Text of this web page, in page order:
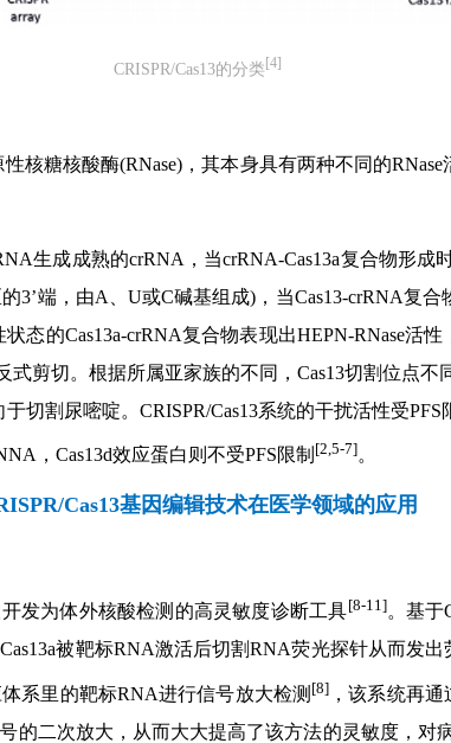
CRISPR/Cas13的分类 [4]
核糖核酸酶(RNase)，其本身具有两种不同的
生成成熟的crRNA，当crRNA-Cas13a复合物形
3’端，由A、U或C碱基组成)，当Cas13-crRNA复
态的Cas13a-crRNA复合物表现出HEPN-RNase活
剪切。根据所属亚家族的不同，Cas13切割位点不
切割尿嘧啶。CRISPR/Cas13系统的干扰活性受PFS
，Cas13d效应蛋白则不受PFS限制 [2,5-7]。
Cas13基因编辑技术在医学领域的应用
发为体外核酸检测的高灵敏度诊断工具[8-11]。基于
被靶标RNA激活后切割RNA荧光探针从而发出
系里的靶标RNA进行信号放大检测 [8] ，该系统再
的二次放大，从而大大提高了该方法的灵敏度，